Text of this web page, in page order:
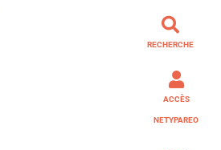
RECHERCHE
ACCÈS
NETYPAREO